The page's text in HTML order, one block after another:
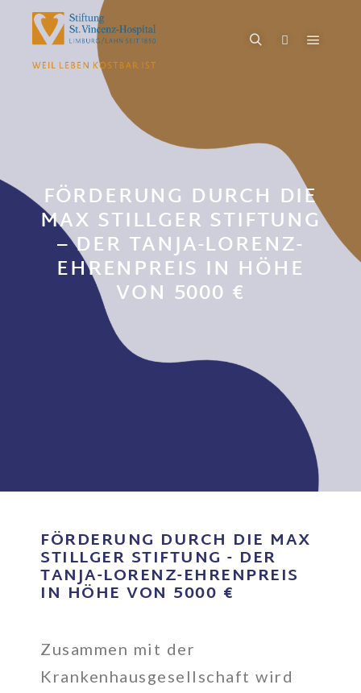
FÖRDERUNG DURCH DIE
MAX STILLGER STIFTUNG
– DER TANJA-LORENZ-
EHRENPREIS IN HÖHE
VON 5000 €
FÖRDERUNG DURCH DIE MAX
STILLGER STIFTUNG - DER
TANJA-LORENZ-EHRENPREIS
IN HÖHE VON 5000 €
Zusammen mit der
Krankenhausgesellschaft wird